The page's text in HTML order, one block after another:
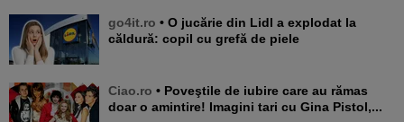
go4it.ro • O jucărie din Lidl a explodat la
căldură: copil cu grefă de piele
Ciao.ro • Poveştile de iubire care au rămas
doar o amintire! Imagini tari cu Gina Pistol,...